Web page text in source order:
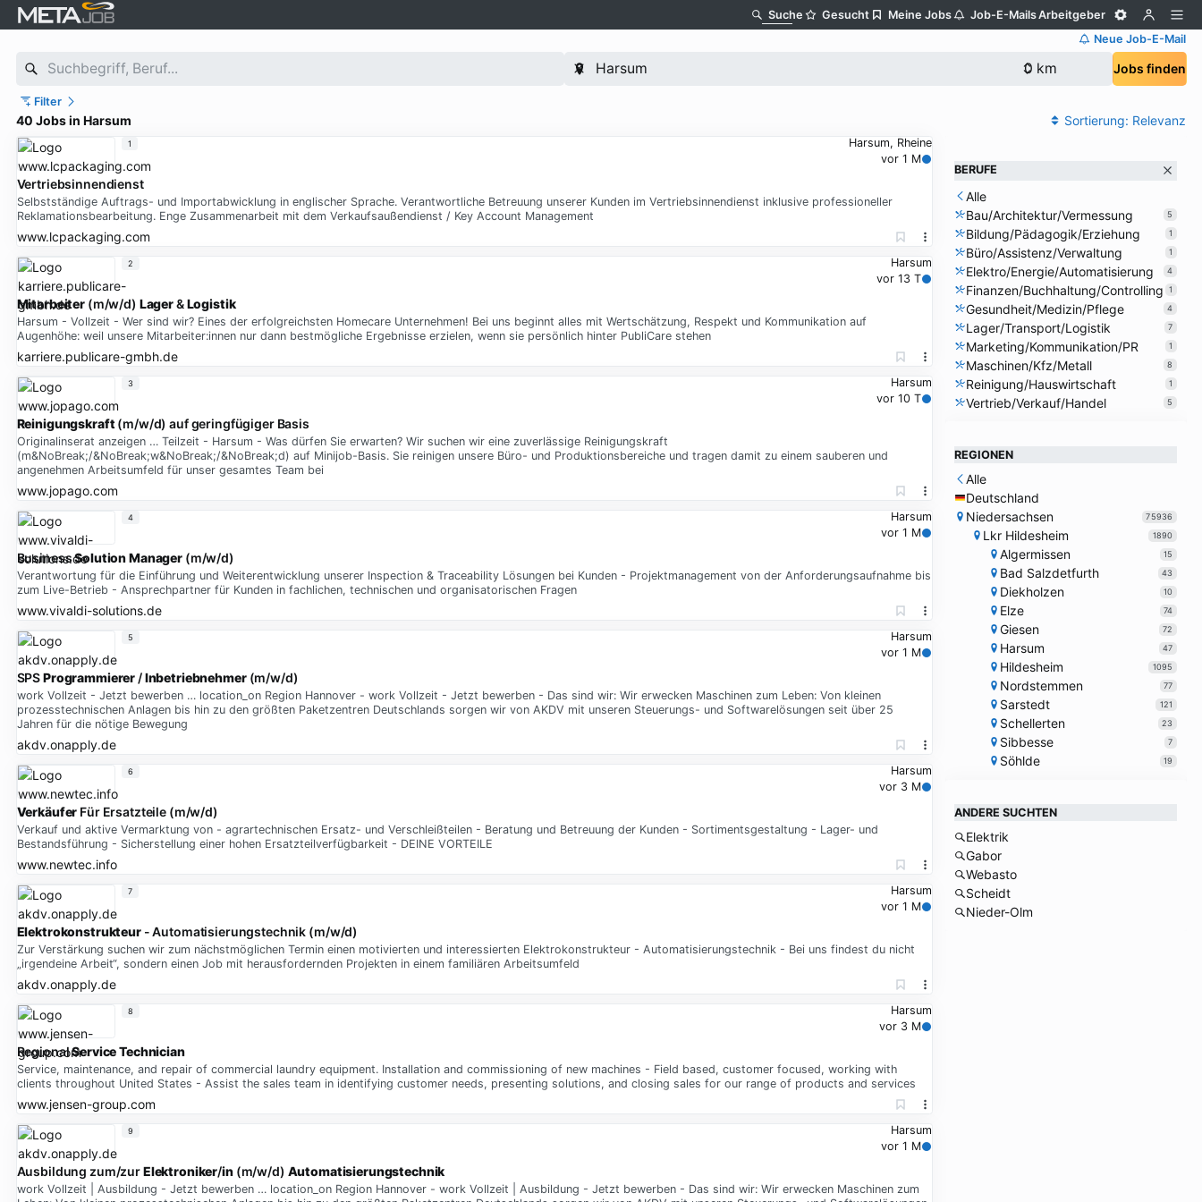
Suche Gesucht Meine Jobs Job-E-MailsArbeitgeber
Neue Job-E-Mail
Jobs finden
Filter
40 Jobs in Harsum Sortierung: Relevanz
Harsum, Rheine
vor 1 M
Vertriebsinnendienst
Selbstständige Auftrags- und Importabwicklung in englischer Sprache. Verantwortliche Betreuung unserer Kunden im Vertriebsinnendienst inklusive professioneller
Reklamationsbearbeitung. Enge Zusammenarbeit mit dem Verkaufsaußendienst / Key Account Management
www.lcpackaging.com
1
Harsum
vor 13 T
Mitarbeiter(m/w/d) Lager&Logistik
Harsum - Vollzeit - Wer sind wir? Eines der erfolgreichsten Homecare Unternehmen! Bei uns beginnt alles mit Wertschätzung, Respekt und Kommunikation auf
Augenhöhe: weil unsere Mitarbeiter:innen nur dann bestmögliche Ergebnisse erzielen, wenn sie persönlich hinter PubliCare stehen
karriere.publicare-gmbh.de
2
Harsum
vor 10 T
Reinigungskraft (m/w/d) auf geringfügiger Basis
Originalinserat anzeigen … Teilzeit - Harsum - Was dürfen Sie erwarten? Wir suchen wir eine zuverlässige Reinigungskraft
(m&NoBreak;/&NoBreak;w&NoBreak;/&NoBreak;d) auf Minijob-Basis. Sie reinigen unsere Büro- und Produktionsbereiche und tragen damit zu einem sauberen und
angenehmen Arbeitsumfeld für unser gesamtes Team bei
www.jopago.com
3
Harsum
vor 1 M
BusinessSolutionManager (m/w/d)
Verantwortung für die Einführung und Weiterentwicklung unserer Inspection & Traceability Lösungen bei Kunden - Projektmanagement von der Anforderungsaufnahme bis
zum Live-Betrieb - Ansprechpartner für Kunden in fachlichen, technischen und organisatorischen Fragen
www.vivaldi-solutions.de
4
Harsum
vor 1 M
SPSProgrammierer /Inbetriebnehmer(m/w/d)
work Vollzeit - Jetzt bewerben … location_on Region Hannover - work Vollzeit - Jetzt bewerben - Das sind wir: Wir erwecken Maschinen zum Leben: Von kleinen
prozesstechnischen Anlagen bis hin zu den größten Paketzentren Deutschlands sorgen wir von AKDV mit unseren Steuerungs- und Softwarelösungen seit über 25
Jahren für die nötige Bewegung
akdv.onapply.de
5
Harsum
vor 3 M
Verkäufer Für Ersatzteile (m/w/d)
Verkauf und aktive Vermarktung von - agrartechnischen Ersatz- und Verschleißteilen - Beratung und Betreuung der Kunden - Sortimentsgestaltung - Lager- und
Bestandsführung - Sicherstellung einer hohen Ersatzteilverfügbarkeit - DEINE VORTEILE
www.newtec.info
6
Harsum
vor 1 M
Elektrokonstrukteur- Automatisierungstechnik (m/w/d)
Zur Verstärkung suchen wir zum nächstmöglichen Termin einen motivierten und interessierten Elektrokonstrukteur - Automatisierungstechnik - Bei uns findest du nicht
„irgendeine Arbeit“, sondern einen Job mit herausfordernden Projekten in einem familiären Arbeitsumfeld
akdv.onapply.de
7
Harsum
vor 3 M
RegionalServiceTechnician
Service, maintenance, and repair of commercial laundry equipment. Installation and commissioning of new machines - Field based, customer focused, working with
clients throughout United States - Assist the sales team in identifying customer needs, presenting solutions, and closing sales for our range of products and services
www.jensen-group.com
8
Harsum
vor 1 M
Ausbildung zum/zurElektroniker/in(m/w/d) Automatisierungstechnik
work Vollzeit | Ausbildung - Jetzt bewerben … location_on Region Hannover - work Vollzeit | Ausbildung - Jetzt bewerben - Das sind wir: Wir erwecken Maschinen zum
9
BERUFE
Alle
Bau/Architektur/Vermessung
5
Bildung/Pädagogik/Erziehung 1
Büro/Assistenz/Verwaltung 1
Elektro/Energie/Automatisierung 4
Finanzen/Buchhaltung/Controlling 1
Gesundheit/Medizin/Pflege 4
Lager/Transport/Logistik 7
Marketing/Kommunikation/PR 1
Maschinen/Kfz/Metall 8
Reinigung/Hauswirtschaft 1
Vertrieb/Verkauf/Handel 5
REGIONEN
Alle
Deutschland
Niedersachsen
75936
Lkr Hildesheim 1890
Algermissen 15
Bad Salzdetfurth 43
Diekholzen 10
Elze 74
Giesen 72
Harsum 47
Hildesheim 1095
Nordstemmen 77
Sarstedt 121
Schellerten 23
Sibbesse 7
Söhlde 19
ANDERE SUCHTEN
Elektrik
Gabor
Webasto
Scheidt
Nieder-Olm